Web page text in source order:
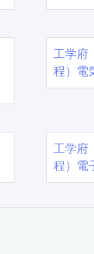
工学
程）電
工学
程）電